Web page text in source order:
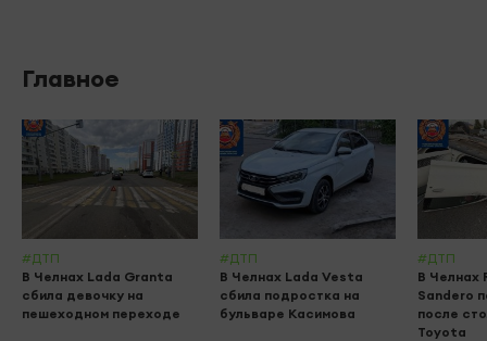
Главное
#ДТП
В Челнах Lada Granta
сбила девочку на
пешеходном переходе
#ДТП
В Челнах Lada Vesta
сбила подростка на
бульваре Касимова
#ДТП
В Челнах
Sandero
после
Toyota